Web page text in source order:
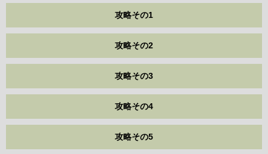
攻略その1
攻略その2
攻略その3
攻略その4
攻略その5